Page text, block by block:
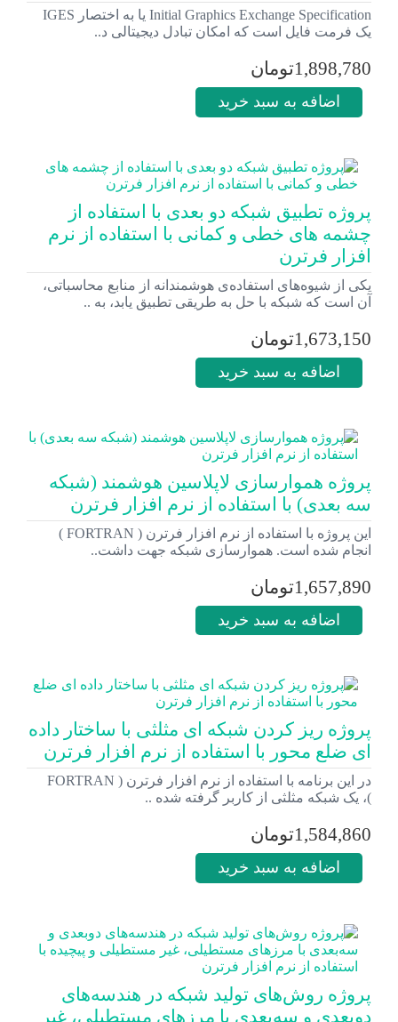
Initial Graphics Exchange Specification یا به اختصار IGES
یک فرمت فایل است که امکان تبادل دیجیتالی د..
1,898,780تومان
اضافه به سبد خرید
پروژه تطبیق شبکه دو بعدی با استفاده از
چشمه های خطی و کمانی با استفاده از نرم
افزار فرترن
یکی از شیوه‌های استفاده‌ی هوشمندانه از منابع محاسباتی،
آن است که شبکه با حل به طریقی تطبیق یابد، به ..
1,673,150تومان
اضافه به سبد خرید
پروژه هموارسازی لاپلاسین هوشمند (شبکه
سه بعدی) با استفاده از نرم افزار فرترن
این پروژه با استفاده از نرم افزار فرترن ( FORTRAN )
انجام شده است. هموارسازی شبکه جهت داشت..
1,657,890تومان
اضافه به سبد خرید
پروژه ریز کردن شبکه ای مثلثی با ساختار داده
ای ضلع محور با استفاده از نرم افزار فرترن
در این برنامه با استفاده از نرم افزار فرترن ( FORTRAN
)، یک شبکه مثلثی از کاربر گرفته شده ..
1,584,860تومان
اضافه به سبد خرید
پروژه روش‌های تولید شبکه در هندسه‌های
دوبعدی و سه‌بعدی با مرز‌های مستطیلی، غیر